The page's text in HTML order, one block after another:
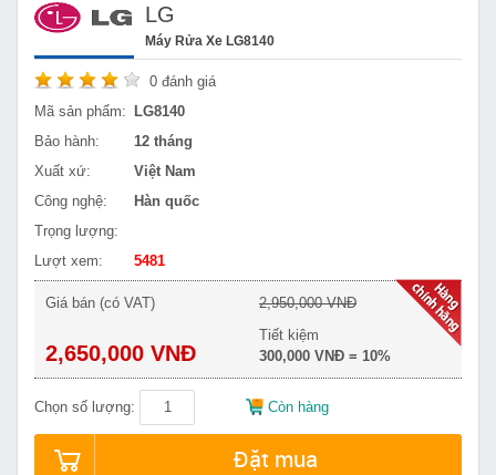
LG
Máy Rửa Xe LG8140
0 đánh giá
Mã sản phẩm:
LG8140
Bảo hành:
12 tháng
Xuất xứ:
Việt Nam
Công nghệ:
Hàn quốc
Trọng lượng:
Lượt xem:
5481
Giá bán (có VAT)
2,650,000 VNĐ
2,950,000 VNĐ
Tiết kiệm
300,000 VNĐ = 10%
Chọn số lượng: Còn hàng
Đặt mua